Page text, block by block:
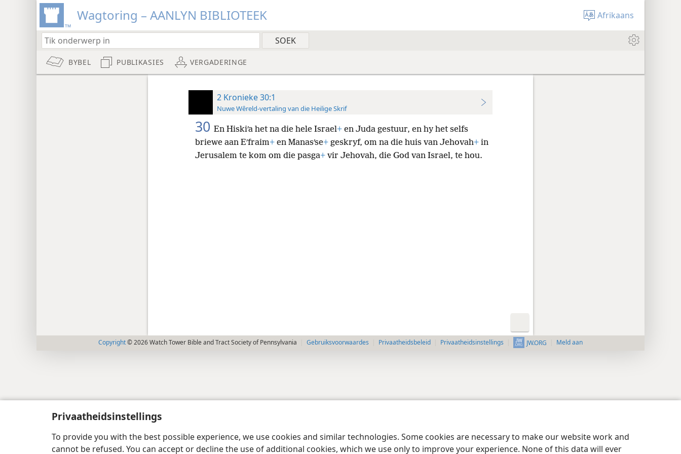
Privaatheidsinstellings
To provide you with the best possible experience, we use cookies and similar technologies. Some cookies are necessary to make our website work and
cannot be refused. You can accept or decline the use of additional cookies, which we use only to improve your experience. None of this data will ever
Wagtoring – AANLYN BIBLIOTEEK Afrikaans
BYBEL PUBLIKASIES VERGADERINGE
2 Kronieke 30:1
Nuwe Wêreld-vertaling van die Heilige Skrif
30 En Hiskiʹa het na die hele Israel+en Juda gestuur, en hy het selfs
briewe aan Eʹfraim+en Manasʹse+geskryf, om na die huis van Jehovah+in
Jerusalem te kom om die pasga+vir Jehovah, die God van Israel, te hou.
Copyright© 2026 Watch Tower Bible and Tract Society of Pennsylvania Gebruiksvoorwaardes Privaatheidsbeleid Privaatheidsinstellings JW.ORG Meld aan